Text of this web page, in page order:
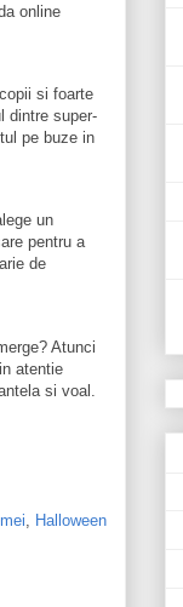
online
si foarte
dintre super-
pe buze in
un
pentru a
de
Atunci
atentie
si voal.
Halloween